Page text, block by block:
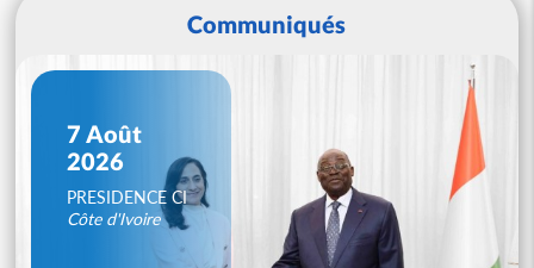
Communiqués
7 Août
2026
PRESIDENCE CI
Côte d'Ivoire